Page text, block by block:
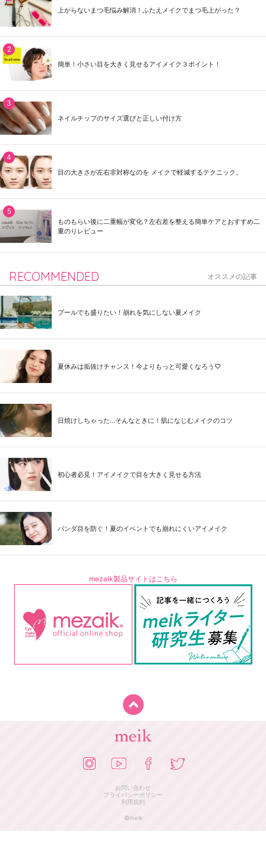
上がらないまつ毛悩み解消！ふたえメイクでまつ毛上がった？
簡単！小さい目を大きく見せるアイメイク３ポイント！
ネイルチップのサイズ選びと正しい付け方
目の大きさが左右非対称なのを メイクで軽減するテクニック。
ものもらい後に二重幅が変化？左右差を整える簡単ケアとおすすめ二
重のりレビュー
RECOMMENDED オススメの記事
プールでも盛りたい！崩れを気にしない夏メイク
夏休みは垢抜けチャンス！今よりもっと可愛くなろう♡
日焼けしちゃった...そんなときに！肌になじむメイクのコツ
初心者必見！アイメイクで目を大きく見せる方法
パンダ目を防ぐ！夏のイベントでも崩れにくいアイメイク
mezaik製品サイトはこちら
お問い合わせ
プライバシーポリシー
利用規約
©meik